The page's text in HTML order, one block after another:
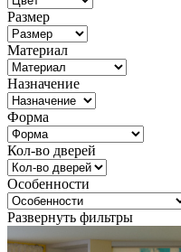
Размер
Материал
Назначение
Форма
Кол-во дверей
Особенности
Развернуть фильтры